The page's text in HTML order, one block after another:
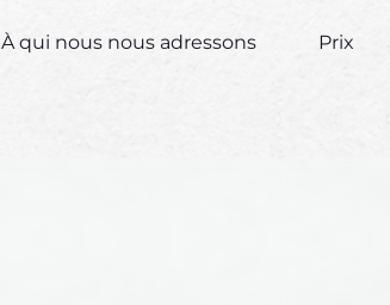
À qui nous nous adressons Prix